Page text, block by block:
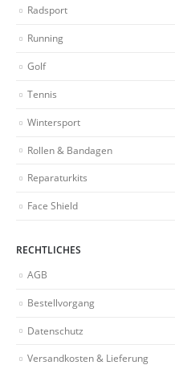
Radsport
Running
Golf
Tennis
Wintersport
Rollen & Bandagen
Reparaturkits
Face Shield
RECHTLICHES
AGB
Bestellvorgang
Datenschutz
Versandkosten & Lieferung